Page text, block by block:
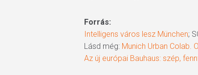
Forrás:
Intelligens város lesz München;
Lásd még: Munich Urban Colab.
Az új európai Bauhaus: szép,